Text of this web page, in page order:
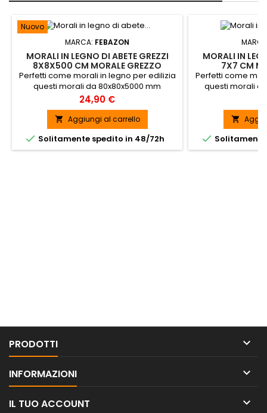
Nuovo
MARCA: FEBAZON
MORALI IN LEGNO DI ABETE GREZZI
8X8X500 CM MORALE GREZZO
Perfetti come morali in legno per edilizia
questi morali da 80x80x5000 mm
risultano essere ideali per molteplici
scopi
Prezzo
24,90 €
 Aggiungi al carrello
 Solitamente spedito in 48/72h
MORALI IN
7X7 CM
Perfetti come
questi morali


PRODOTTI 
INFORMAZIONI 
IL TUO ACCOUNT 